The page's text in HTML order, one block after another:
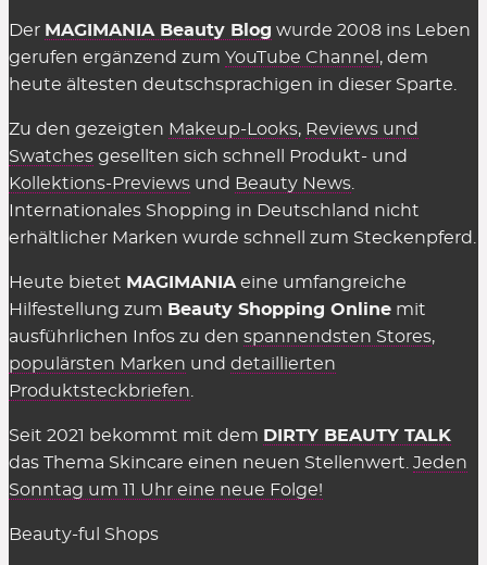
Der MAGIMANIA Beauty Blog wurde 2008 ins Leben
gerufen ergänzend zum YouTube Channel , dem
heute ältesten deutschsprachigen in dieser Sparte.
Zu den gezeigten Makeup-Looks, Reviews und
Swatches gesellten sich schnell Produkt- und
Kollektions-Previews und Beauty News
Internationales Shopping in Deutschland nicht
erhältlicher Marken wurde schnell zum Steckenpferd.
Heute bietet MAGIMANIA eine umfangreiche
Hilfestellung zum Beauty Shopping Online mit
ausführlichen Infos zu den spannendsten Stores,
populärsten Marken und detaillierten
Produktsteckbriefen
Seit 2021 bekommt mit dem DIRTY BEAUTY TALK
das Thema Skincare einen neuen Stellenwert. Jeden
Sonntag um 11 Uhr eine neue Folge!
Beauty-ful Shops